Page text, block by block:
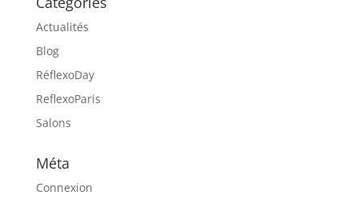
Actualités
Blog
RéflexoDay
ReflexoParis
Salons
Méta
Connexion